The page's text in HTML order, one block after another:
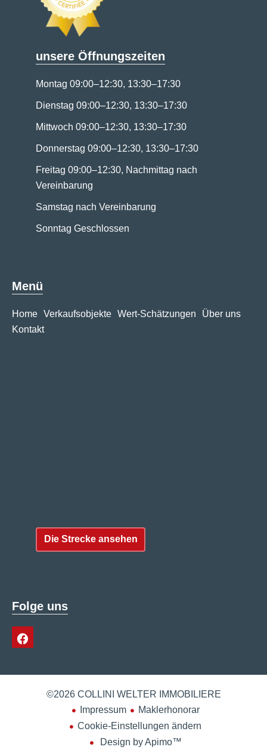
unsere Öffnungszeiten
Montag 09:00–12:30, 13:30–17:30
Dienstag 09:00–12:30, 13:30–17:30
Mittwoch 09:00–12:30, 13:30–17:30
Donnerstag 09:00–12:30, 13:30–17:30
Freitag 09:00–12:30, Nachmittag nach
Vereinbarung
Samstag nach Vereinbarung
Sonntag Geschlossen
Menü
Home Verkaufsobjekte Wert-Schätzungen
Über uns
Kontakt
Die Strecke ansehen
Folge uns
©2026 COLLINI WELTER IMMOBILIERE
Impressum
Maklerhonorar
Cookie-Einstellungen ändern
Design byApimo™